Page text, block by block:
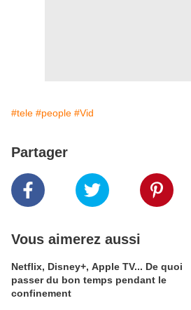
#tele #people #Vid
Partager
Vous aimerez aussi
Netflix, Disney+, Apple TV... De quoi
passer du bon temps pendant le
confinement